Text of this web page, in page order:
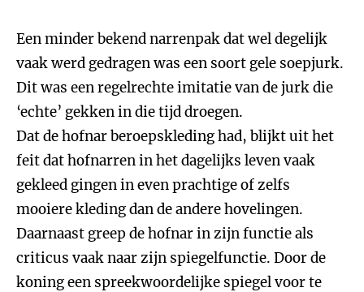
Een minder bekend narrenpak dat wel degelijk
vaak werd gedragen was een soort gele soepjurk.
Dit was een regelrechte imitatie van de jurk die
‘echte’ gekken in die tijd droegen.
Dat de hofnar beroepskleding had, blijkt uit het
feit dat hofnarren in het dagelijks leven vaak
gekleed gingen in even prachtige of zelfs
mooiere kleding dan de andere hovelingen.
Daarnaast greep de hofnar in zijn functie als
criticus vaak naar zijn spiegelfunctie. Door de
koning een spreekwoordelijke spiegel voor te